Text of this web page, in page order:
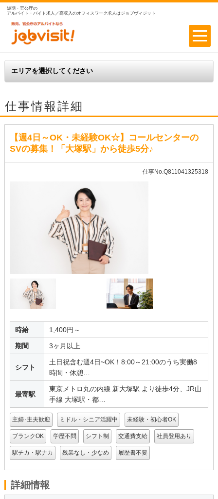
短期・官公庁の
アルバイト・バイト求人／高収入のオフィスワーク求人はジョブヴィジット
仕事情報詳細
【週4日～OK・未経験OK☆】コールセンターの
SVの募集！「大塚駅」から徒歩5分♪
仕事No.Q811041325318
時給 1,400円～
期間 3ヶ月以上
シフト
土日祝含む週4日~OK！8:00～21:00のうち実働8
時間・休憩…
最寄駅
東京メトロ丸の内線 新大塚駅 より徒歩4分、JR山
手線 大塚駅・都…
主婦･主夫歓迎 ミドル・シニア活躍中 未経験・初心者OK
ブランクOK 学歴不問 シフト制 交通費支給 社員登用あり
駅チカ・駅ナカ 残業なし・少なめ 履歴書不要
詳細情報